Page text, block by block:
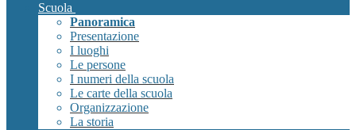
Scuola
Panoramica
Presentazione
I luoghi
Le persone
I numeri della scuola
Le carte della scuola
Organizzazione
La storia